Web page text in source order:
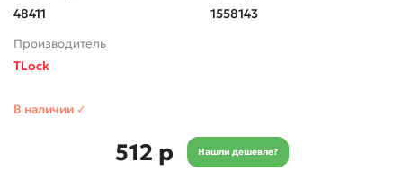
48411 1558143
Производитель
TLock
В наличии ✓
512 р Нашли дешевле?